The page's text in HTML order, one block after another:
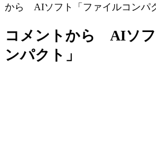
から AIソフト「ファイルコンパ
コメントから AIソフ
ンパクト」